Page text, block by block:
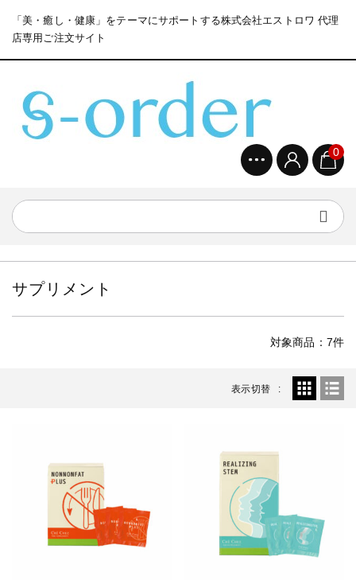
「美・癒し・健康」をテーマにサポートする株式会社エストロワ 代理
店専用ご注文サイト
0
サプリメント
対象商品：7件
表示切替